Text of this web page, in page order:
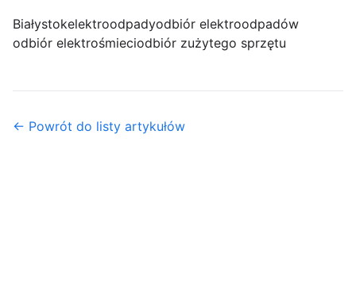
Białystokelektroodpadyodbiór elektroodpadów
odbiór elektrośmieciodbiór zużytego sprzętu
← Powrót do listy artykułów